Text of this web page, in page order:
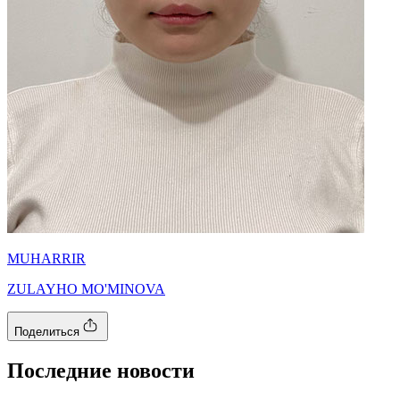
MUHARRIR
ZULAYHO MO'MINOVA
Поделиться
Последние новости